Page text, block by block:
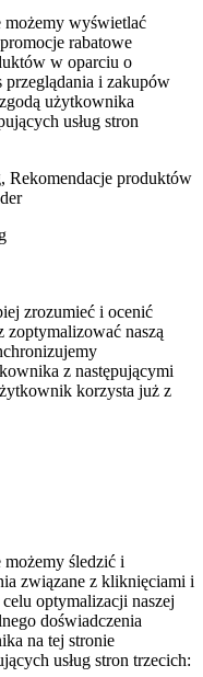
możemy wyświetlać
rabatowe
w oparciu o
i zakupów
użytkownika
usług stron
Rekomendacje produktów
zrozumieć i ocenić
zoptymalizować naszą
z następującymi
korzysta już z
możemy śledzić i
związane z kliknięciami i
optymalizacji naszej
doświadczenia
na tej stronie
usług stron trzecich: